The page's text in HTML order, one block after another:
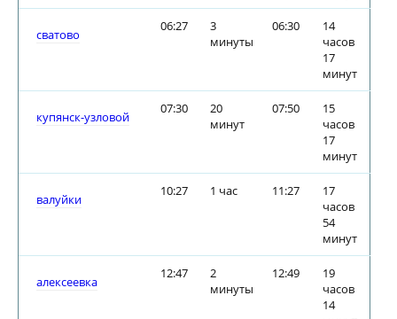
сватово
06:27
3
минуты
06:30
14
часов
17
минут
купянск-узловой
07:30
20
минут
07:50
15
часов
17
минут
валуйки
10:27 1 час 11:27
17
часов
54
минут
алексеевка
12:47
2
минуты
12:49
19
часов
14